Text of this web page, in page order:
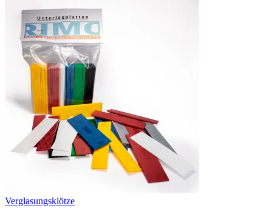
Verglasungsklötze